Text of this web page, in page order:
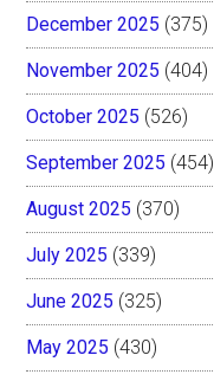
December 2025 (375)
November 2025 (404)
October 2025 (526)
September 2025 (454)
August 2025 (370)
July 2025 (339)
June 2025 (325)
May 2025 (430)